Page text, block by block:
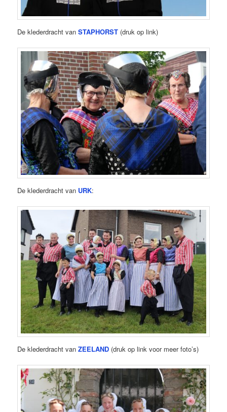
De klederdracht vanSTAPHORST (druk op link)
De klederdracht van URK:
De klederdracht vanZEELAND (druk op link voor meer foto’s)